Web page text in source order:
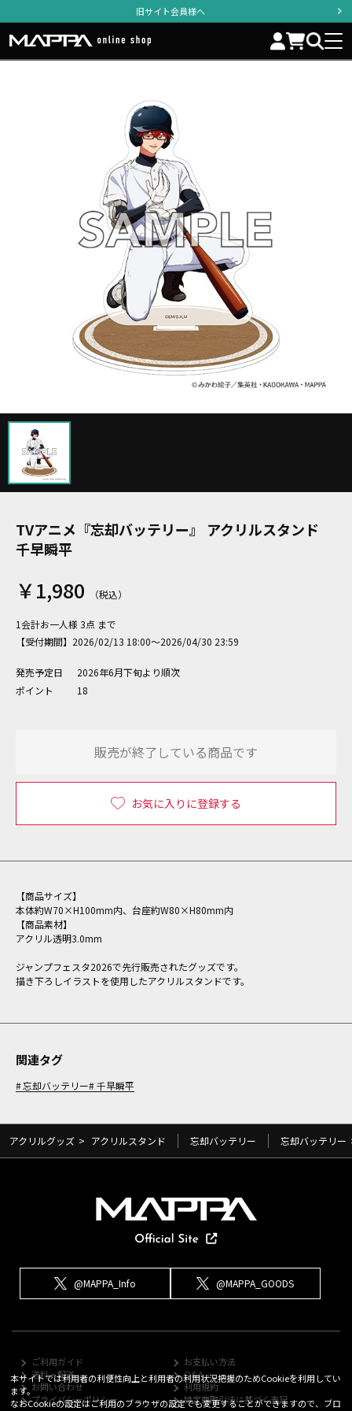
旧サイト会員様へ
TVアニメ『忘却バッテリー』 アクリルスタンド
千早瞬平
￥1,980
1会計お一人様 3点 まで
【受付期間】2026/02/13 18:00～2026/04/30 23:59
発売予定日
2026年6月下旬より順次
ポイント
18
お気に入りに登録する
販売が終了している商品です
【商品サイズ】
本体約W70×H100mm内、台座約W80×H80mm内
【商品素材】
アクリル透明3.0mm
ジャンプフェスタ2026で先行販売されたグッズです。
描き下ろしイラストを使用したアクリルスタンドです。
関連タグ
忘却バッテリー 千早瞬平
アクリルグッズ > アクリルスタンド 忘却バッテリー 忘却バッテリー
@MAPPA_Info @MAPPA_GOODS
ご利用ガイド
お支払い方法
送料・配送
Q&A
お問い合わせ
利用規約
プライバシーポリシー
特定商取引法に基づく表記
本サイトでは利用者の利便性向上と利用者の利用状況把握のためCookieを利用してい
ます。
なおCookieの設定はご利用のブラウザの設定でも変更することができますので、ブロ